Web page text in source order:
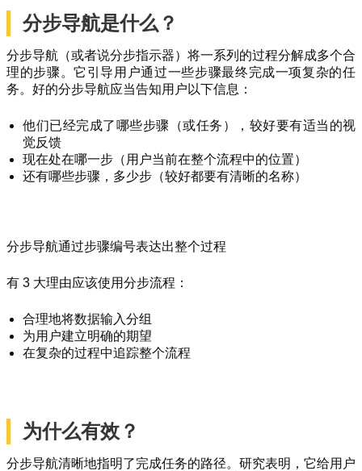
分步导航是什么？
分步导航（或者说分步指示器）将一系列的过程分解成多个合
理的步骤。它引导用户通过一些步骤最终完成一项复杂的任
务。好的分步导航应当告知用户以下信息：
他们已经完成了哪些步骤（或任务），较好要有适当的视
觉反馈
现在处在哪一步（用户当前在整个流程中的位置）
还有哪些步骤，多少步（较好都要有清晰的名称）
分步导航通过步骤编号表达出整个过程
有 3 大理由应该使用分步流程：
合理地将数据输入分组
为用户建立明确的期望
在复杂的过程中追踪整个流程
为什么有效？
分步导航清晰地指明了完成任务的路径。研究表明，它给用户